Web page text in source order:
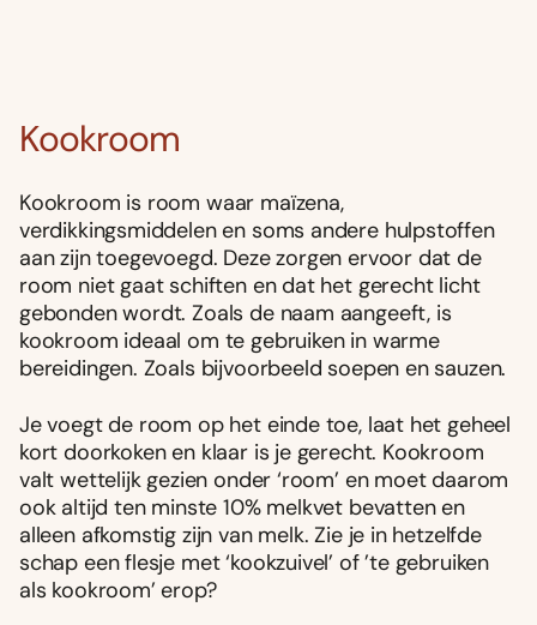
Kookroom
Kookroom is room waar maïzena,
verdikkingsmiddelen en soms andere hulpstoffen
aan zijn toegevoegd. Deze zorgen ervoor dat de
room niet gaat schiften en dat het gerecht licht
gebonden wordt. Zoals de naam aangeeft, is
kookroom ideaal om te gebruiken in warme
bereidingen. Zoals bijvoorbeeld soepen en sauzen.
Je voegt de room op het einde toe, laat het geheel
kort doorkoken en klaar is je gerecht. Kookroom
valt wettelijk gezien onder ‘room’ en moet daarom
ook altijd ten minste 10% melkvet bevatten en
alleen afkomstig zijn van melk. Zie je in hetzelfde
schap een flesje met ‘kookzuivel’ of ’te gebruiken
als kookroom’ erop?